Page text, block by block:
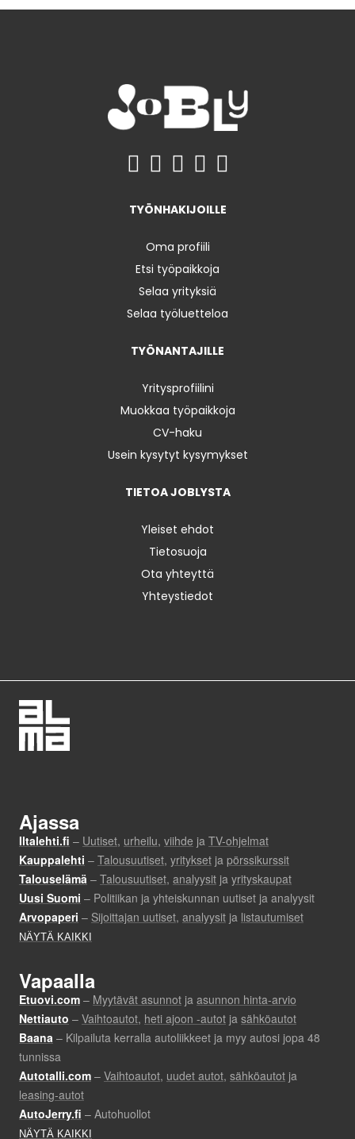
TYÖNHAKIJOILLE
Oma profiili
Etsi työpaikkoja
Selaa yrityksiä
Selaa työluetteloa
TYÖNANTAJILLE
Yritysprofiilini
Muokkaa työpaikkoja
CV-haku
Usein kysytyt kysymykset
TIETOA JOBLYSTA
Yleiset ehdot
Tietosuoja
Ota yhteyttä
Yhteystiedot